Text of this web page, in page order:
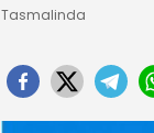
Tasmalinda